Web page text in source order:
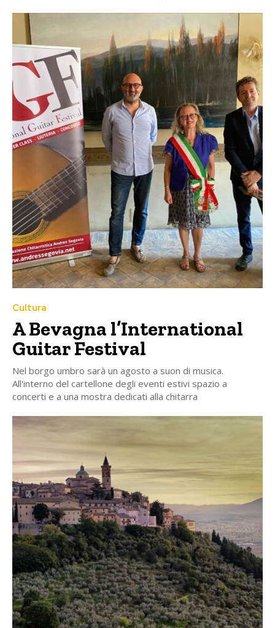
Cultura
A Bevagna l’International
Guitar Festival
Nel borgo umbro sarà un agosto a suon di musica.
All'interno del cartellone degli eventi estivi spazio a
concerti e a una mostra dedicati alla chitarra